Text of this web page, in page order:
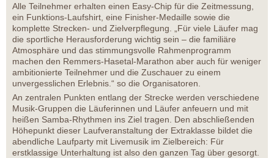
Alle Teilnehmer erhalten einen Easy-Chip für die Zeitmessung,
ein Funktions-Laufshirt, eine Finisher-Medaille sowie die
komplette Strecken- und Zielverpflegung. „Für viele Läufer mag
die sportliche Herausforderung wichtig sein – die familiäre
Atmosphäre und das stimmungsvolle Rahmenprogramm
machen den Remmers-Hasetal-Marathon aber auch für weniger
ambitionierte Teilnehmer und die Zuschauer zu einem
unvergesslichen Erlebnis.“ so die Organisatoren.
An zentralen Punkten entlang der Strecke werden verschiedene
Musik-Gruppen die Läuferinnen und Läufer anfeuern und mit
heißen Samba-Rhythmen ins Ziel tragen. Den abschließenden
Höhepunkt dieser Laufveranstaltung der Extraklasse bildet die
abendliche Laufparty mit Livemusik im Zielbereich: Für
erstklassige Unterhaltung ist also den ganzen Tag über gesorgt.